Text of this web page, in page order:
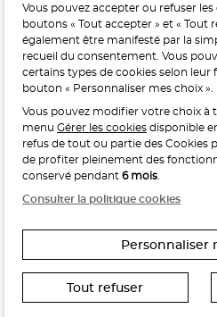
L'abus d'alcool est dangereux
avec
Interdiction de vente de
aux mineurs de
La preuve de majorité de
de la vente
CODE DE LA SANTÉ PUBLIQUE,
Vous pouvez accepter ou refuser
boutons « Tout accepter » et « Tout
également être manifesté par la
recueil du consentement. Vous
certains types de cookies selon leur
bouton « Personnaliser mes choix ».
Vous pouvez modifier votre choix
menu Gérer les cookies disponible
refus de tout ou partie des Cookies
de profiter pleinement des
conservé pendant 6 mois.
Consulter la politique cookies
Personnaliser
Tout refuser